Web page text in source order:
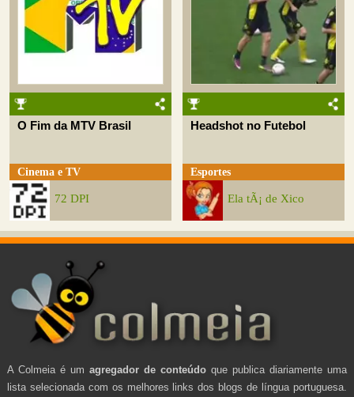
O Fim da MTV Brasil
Cinema e TV
72 DPI
Headshot no Futebol
Esportes
Ela tÃ¡ de Xico
A Colmeia é um agregador de conteúdo que publica diariamente uma
lista selecionada com os melhores links dos blogs de língua portuguesa.